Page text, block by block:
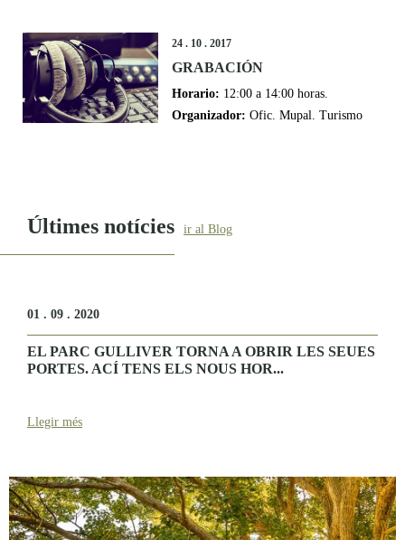
24 . 10 . 2017
GRABACIÓN
Horario: 12:00 a 14:00 horas.
Organizador: Ofic. Mupal. Turismo
Últimes notícies ir al Blog
01 . 09 . 2020
EL PARC GULLIVER TORNA A OBRIR LES SEUES
PORTES. ACÍ TENS ELS NOUS HOR...
Llegir més